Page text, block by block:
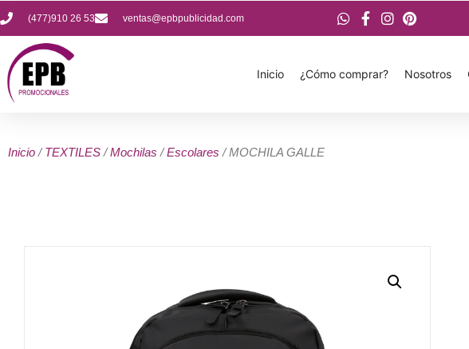
(477)910 26 53 ventas@epbpublicidad.com
Inicio ¿Cómo comprar? Nosotros
Inicio /TEXTILES /Mochilas /Escolares / MOCHILA GALLE